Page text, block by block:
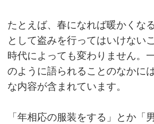
たとえば、春になれば暖かくな
として盗みを行ってはいけない
時代によっても変わりません。
のように語られることのなかに
な内容が含まれています。
「年相応の服装をする」とか「